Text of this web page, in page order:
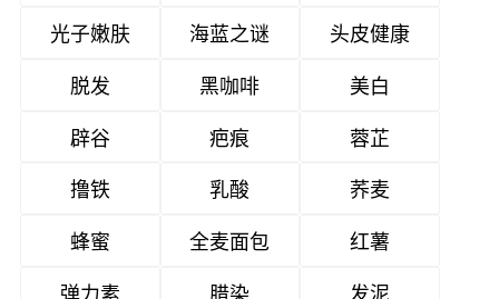
光子嫩肤
海蓝之谜
头皮健康
脱发
黑咖啡
美白
辟谷
疤痕
蓉芷
撸铁
乳酸
荞麦
蜂蜜
全麦面包
红薯
弹力素
腊染 发泥